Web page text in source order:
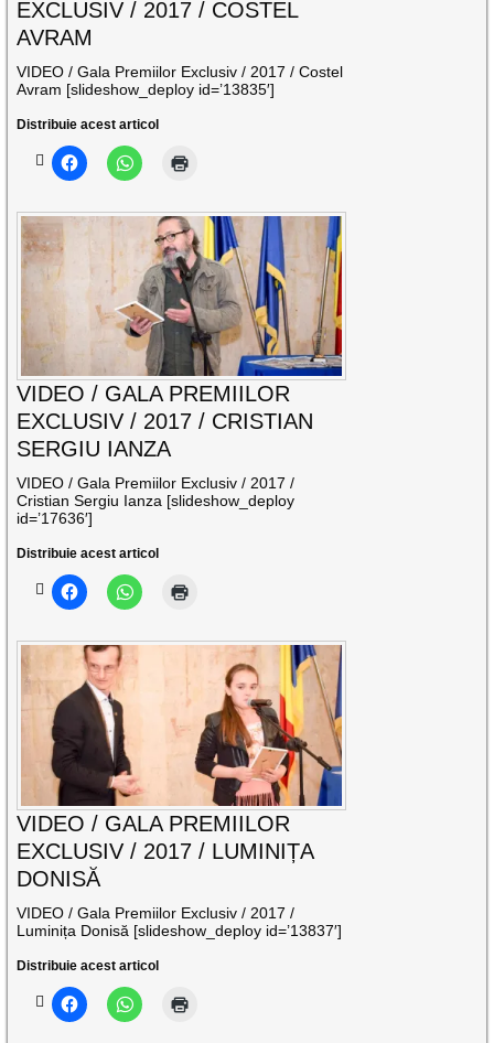
EXCLUSIV / 2017 / COSTEL
AVRAM
VIDEO / Gala Premiilor Exclusiv / 2017 / Costel
Avram [slideshow_deploy id=’13835′]
Distribuie acest articol
VIDEO / GALA PREMIILOR
EXCLUSIV / 2017 / CRISTIAN
SERGIU IANZA
VIDEO / Gala Premiilor Exclusiv / 2017 /
Cristian Sergiu Ianza [slideshow_deploy
id=’17636′]
Distribuie acest articol
VIDEO / GALA PREMIILOR
EXCLUSIV / 2017 / LUMINIȚA
DONISĂ
VIDEO / Gala Premiilor Exclusiv / 2017 /
Luminița Donisă [slideshow_deploy id=’13837′]
Distribuie acest articol